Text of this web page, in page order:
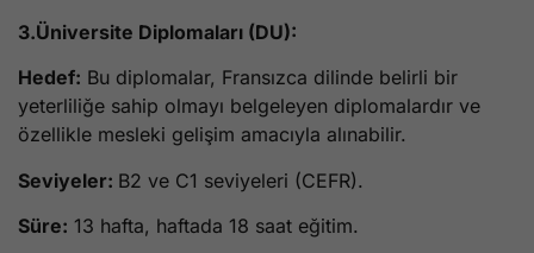
3.Üniversite Diplomaları (DU):
Hedef: Bu diplomalar, Fransızca dilinde belirli bir
yeterliliğe sahip olmayı belgeleyen diplomalardır ve
özellikle mesleki gelişim amacıyla alınabilir.
Seviyeler: B2 ve C1 seviyeleri (CEFR).
Süre: 13 hafta, haftada 18 saat eğitim.